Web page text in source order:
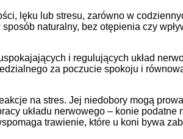
lęku lub stresu, zarówno w
naturalny, bez otępienia czy
i regulujących układ
za poczucie spokoju i
na stres. Jej niedobory mogą
układu nerwowego – konie
trawienie, które u koni bywa